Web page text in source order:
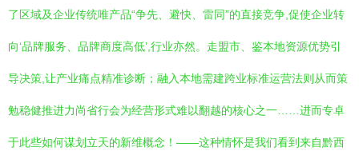
了区域及企业传统唯产品“争先、避快、雷同”的直接竞争,促使企业转
向‘品牌服务、品牌商度高低’,行业亦然。走盟市、鉴本地资源优势引
导决策,让产业痛点精准诊断；融入本地需建跨业标准运营法则从而策
勉稳健推进力尚省行会为经营形式难以翻越的核心之一……进而专卓
于此些如何谋划立天的新维概念！——这种情怀是我们看到来自黔西